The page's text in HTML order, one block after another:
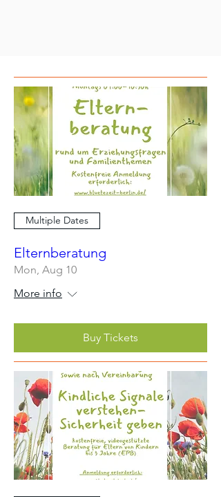
Multiple Dates
Elternberatung
Mon, Aug 10
More info
Buy Tickets